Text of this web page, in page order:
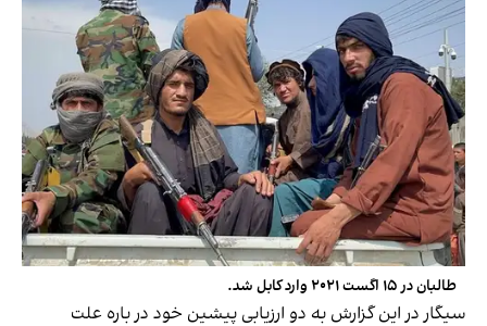
طالبان در ۱۵ اگست ۲۰۲۱ وارد کابل شد.
سیگار در این گزارش به دو ارزیابی پیشین خود در باره علت